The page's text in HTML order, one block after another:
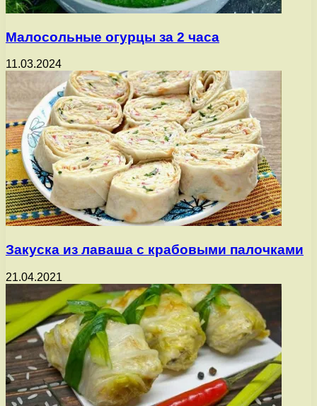
Малосольные огурцы за 2 часа
11.03.2024
Закуска из лаваша с крабовыми палочками
21.04.2021